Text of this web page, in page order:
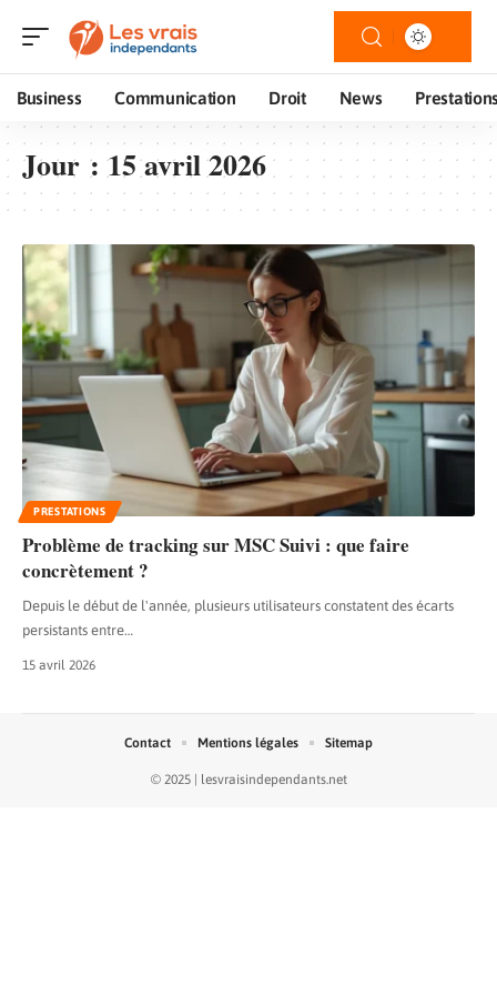
Business Communication Droit News
Jour :15 avril 2026
PRESTATIONS
Problème de tracking sur MSC Suivi : que faire
concrètement ?
Depuis le début de l'année, plusieurs utilisateurs constatent des écarts
persistants entre…
15 avril 2026
© 2025 | lesvraisindependants.net
Contact Mentions légales Sitemap